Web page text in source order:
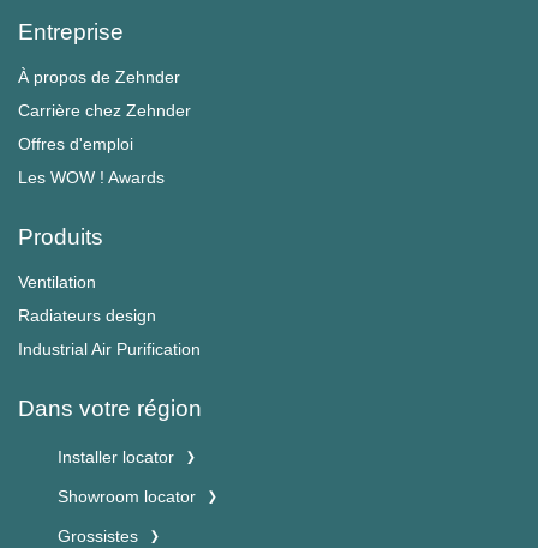
Entreprise
À propos de Zehnder
Carrière chez Zehnder
Offres d'emploi
Les WOW ! Awards
Produits
Ventilation
Radiateurs design
Industrial Air Purification
Dans votre région
Installer locator
Showroom locator
Grossistes